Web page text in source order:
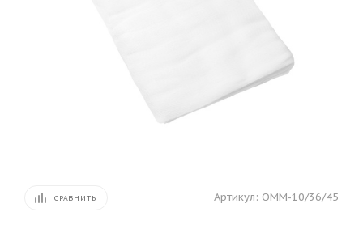
СРАВНИТЬ Артикул: ОММ-10/36/45